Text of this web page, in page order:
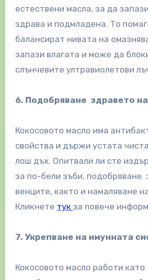
естествени масла, за да
здрава и подмладена. То
балансират нивата на
запази влагата и може да
слънчевите ултравиолетови
6. Подобряване здравето
Кокосовото масло има
свойства и държи устата
лош дъх. Опитвали ли сте
за по-бели зъби, подобряване
венците, както и намаляване
Кликнете тук за повече
7. Укрепване на имунната
Кокосовото масло работи като